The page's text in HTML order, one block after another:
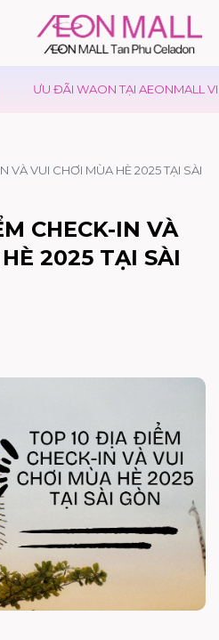
TẠI AEONMALL VIỆT NAM – SỰ
VÀ VUI CHƠI MÙA HÈ 2025 TẠI SÀI
CHECK-IN VÀ
2025 TẠI SÀI